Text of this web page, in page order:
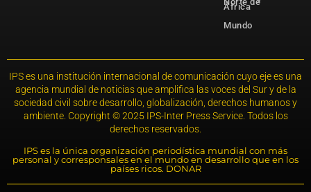
África
Mundo
IPS es una institución internacional de comunicación cuyo eje es una
agencia mundial de noticias que amplifica las voces del Sur y de la
sociedad civil sobre desarrollo, globalización, derechos humanos y
ambiente. Copyright © 2025 IPS-Inter Press Service. Todos los
derechos reservados.
IPS es la única organización periodística mundial con más
personal y corresponsales en el mundo en desarrollo que en los
países ricos. DONAR